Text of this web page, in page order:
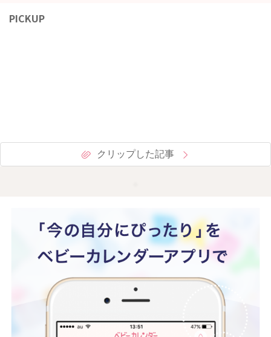
PICKUP
クリップした記事